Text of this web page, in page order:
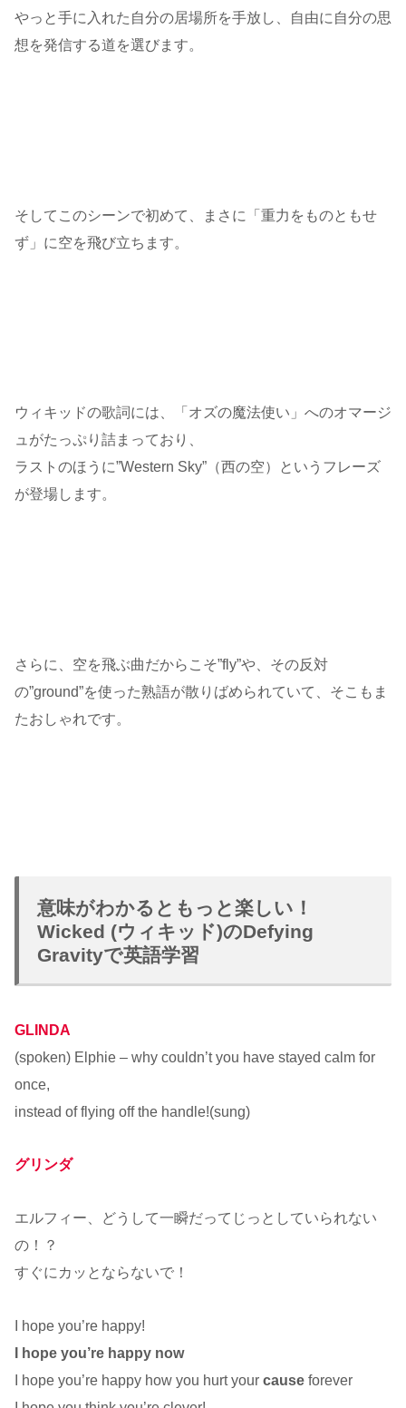
やっと手に入れた自分の居場所を手放し、自由に自分の思
想を発信する道を選びます。
そしてこのシーンで初めて、まさに「重力をものともせ
ず」に空を飛び立ちます。
ウィキッドの歌詞には、「オズの魔法使い」へのオマージ
ュがたっぷり詰まっており、
ラストのほうに”Western Sky”（西の空）というフレーズ
が登場します。
さらに、空を飛ぶ曲だからこそ”fly”や、その反対
の”ground”を使った熟語が散りばめられていて、そこもま
たおしゃれです。
意味がわかるともっと楽しい！
Wicked (ウィキッド)のDefying
Gravityで英語学習
GLINDA
(spoken) Elphie – why couldn’t you have stayed calm for
once,
instead of flying off the handle!(sung)
グリンダ
エルフィー、どうして一瞬だってじっとしていられない
の！？
すぐにカッとならないで！
I hope you’re happy!
I hope you’re happy now
I hope you’re happy how you hurt your cause forever